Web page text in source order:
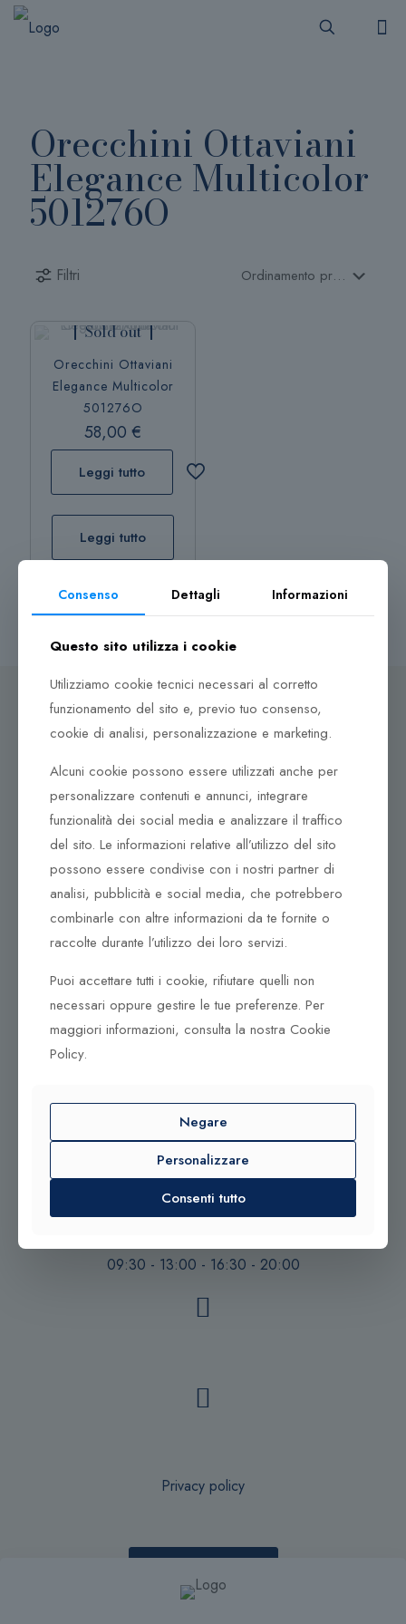
Orecchini Ottaviani
Elegance Multicolor
501276O
Filtri
Sold out
Orecchini Ottaviani
Elegance Multicolor
501276O
58,00€
Leggi tutto
Leggi tutto
Corso Italia, 161
Tel. +39 0932 683156
97100 Ragusa RG
Corso Vittorio Emanuele 79/A
Tel. +39 0933 942394
95042 Grammichele CT
© 2025 Gioielleria Bandiera
P.IVA:01235880885 | Sito realizzato da
Contattaci qui
Tel. +39 0932 683156
Tel. +39 0933 942394
info@bandiera1956.it
09:30 - 13:00 - 16:30 - 20:00
Privacy policy
Consenso Dettagli Informazioni
Questo sito utilizza i cookie
Utilizziamo cookie tecnici necessari al corretto
funzionamento del sito e, previo tuo consenso,
cookie di analisi, personalizzazione e marketing.
Alcuni cookie possono essere utilizzati anche per
personalizzare contenuti e annunci, integrare
funzionalità dei social media e analizzare il traffico
del sito. Le informazioni relative all’utilizzo del sito
possono essere condivise con i nostri partner di
analisi, pubblicità e social media, che potrebbero
combinarle con altre informazioni da te fornite o
raccolte durante l’utilizzo dei loro servizi.
Puoi accettare tutti i cookie, rifiutare quelli non
necessari oppure gestire le tue preferenze. Per
maggiori informazioni, consulta la nostra Cookie
Policy.
Negare
Personalizzare
Consenti tutto